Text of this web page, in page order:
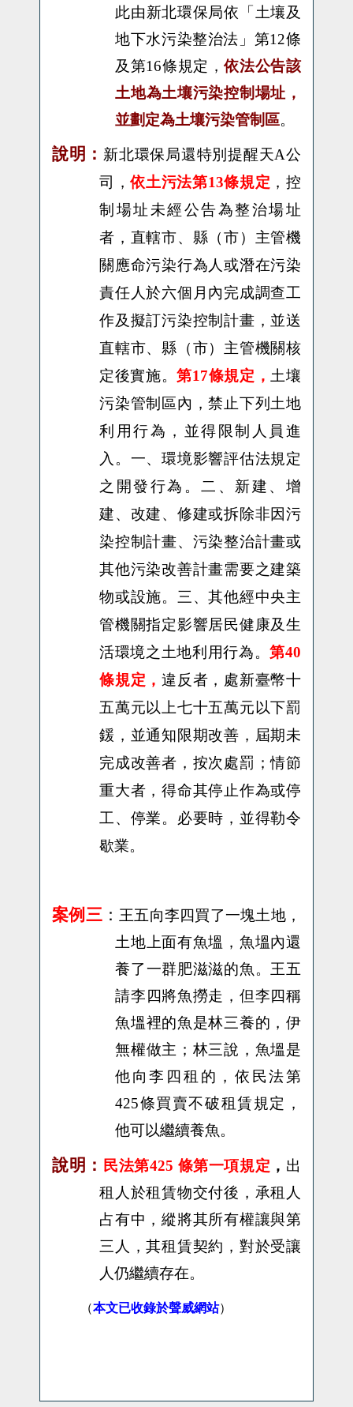
此由新北環保局依「土壤及
地下水污染整治法」第12條
及第16條規定，依法公告該
土地為土壤污染控制場址，
並劃定為土壤污染管制區。
說明： 新北環保局還特別提醒天A公
司，依土污法第13條規定 ，控
制場址未經公告為整治場址
者，直轄市、縣（市）主管機
關應命污染行為人或潛在污染
責任人於六個月內完成調查工
作及擬訂污染控制計畫，並送
直轄市、縣（市）主管機關核
定後實施。第17條規定， 土壤
污染管制區內，禁止下列土地
利用行為，並得限制人員進
入。一、環境影響評估法規定
之開發行為。二、新建、增
建、改建、修建或拆除非因污
染控制計畫、污染整治計畫或
其他污染改善計畫需要之建築
物或設施。三、其他經中央主
管機關指定影響居民健康及生
活環境之土地利用行為。第40
條規定， 違反者，處新臺幣十
五萬元以上七十五萬元以下罰
鍰，並通知限期改善，屆期未
完成改善者，按次處罰；情節
重大者，得命其停止作為或停
工、停業。必要時，並得勒令
歇業。
案例三：王五向李四買了一塊土地，
土地上面有魚塭，魚塭內還
養了一群肥滋滋的魚。王五
請李四將魚撈走，但李四稱
魚塭裡的魚是林三養的，伊
無權做主；林三說，魚塭是
他向李四租的，依民法第
425條買賣不破租賃規定，
他可以繼續養魚。
說明： 民法第425 條第一項規定 ， 出
租人於租賃物交付後，承租人
占有中，縱將其所有權讓與第
三人，其租賃契約，對於受讓
人仍繼續存在。
（本文已收錄於聲威網站）